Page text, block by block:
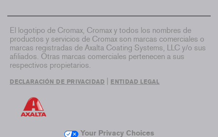
El logotipo de Cromax, Cromax y todos los nombres de
productos y servicios de Cromax son marcas comerciales o
marcas registradas de Axalta Coating Systems, LLC y/o sus
afiliados. Otras marcas comerciales pertenecen a sus
respectivos propietarios.
DECLARACIÓN DE PRIVACIDAD ENTIDAD LEGAL
Your Privacy Choices